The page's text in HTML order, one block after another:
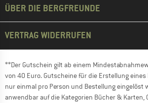
ÜBER DIE BERGFREUNDE
VERTRAG WIDERRUFEN
**Der Gutschein gilt ab einem
von 40 Euro. Gutscheine für die Erstellung
nur einmal pro Person und Bestellung eingelöst
anwendbar auf die Kategorien Bücher &